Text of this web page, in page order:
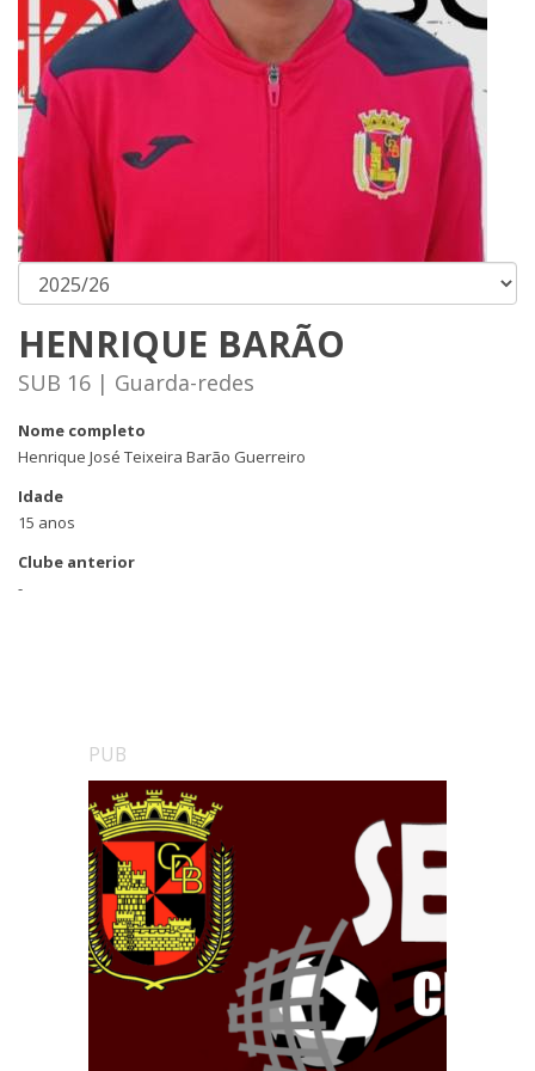
HENRIQUE BARÃO
SUB 16 | Guarda-redes
Nome completo
Henrique José Teixeira Barão Guerreiro
Idade
15 anos
Clube anterior
-
PUB